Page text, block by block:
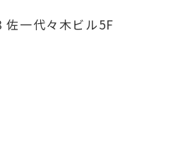
佐一代々木ビル5F